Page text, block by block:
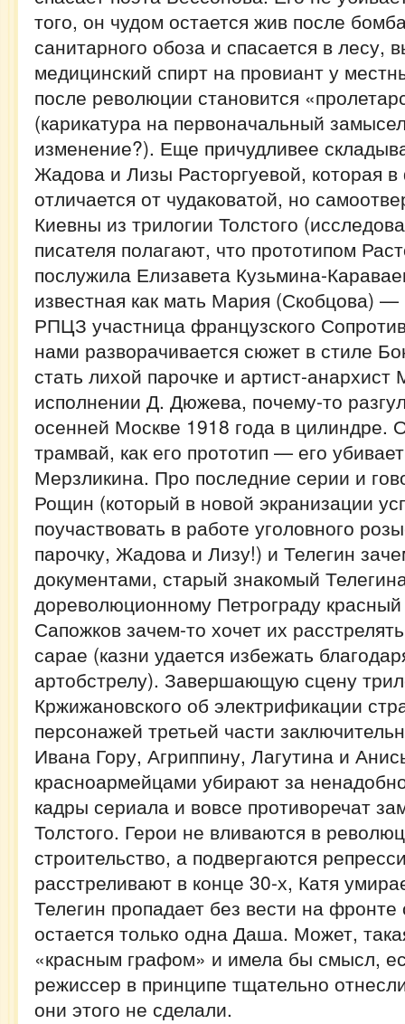
того, он чудом остается жив после
санитарного обоза и спасается в лесу,
медицинский спирт на провиант у
после революции становится
(карикатура на первоначальный
изменение?). Еще причудливее
Жадова и Лизы Расторгуевой, которая
отличается от чудаковатой, но
Киевны из трилогии Толстого
писателя полагают, что прототипом
послужила Елизавета Кузьмина-
известная как мать Мария (Скобцова) —
РПЦЗ участница французского
нами разворачивается сюжет в стиле
стать лихой парочке и артист-
исполнении Д. Дюжева, почему-то
осенней Москве 1918 года в цилиндре.
трамвай, как его прототип — его
Мерзликина. Про последние серии и
Рощин (который в новой экранизации
поучаствовать в работе уголовного
парочку, Жадова и Лизу!) и Телегин
документами, старый знакомый
дореволюционному Петрограду
Сапожков зачем-то хочет их
сарае (казни удается избежать
артобстрелу). Завершающую сцену
Кржижановского об электрификации
персонажей третьей части
Ивана Гору, Агриппину, Лагутина и
красноармейцами убирают за
кадры сериала и вовсе противоречат
Толстого. Герои не вливаются в
строительство, а подвергаются
расстреливают в конце 30-х, Катя
Телегин пропадает без вести на
остается только одна Даша. Может,
«красным графом» и имела бы смысл,
режиссер в принципе тщательно
они этого не сделали.